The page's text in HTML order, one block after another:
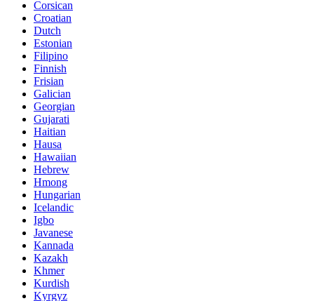
Corsican
Croatian
Dutch
Estonian
Filipino
Finnish
Frisian
Galician
Georgian
Gujarati
Haitian
Hausa
Hawaiian
Hebrew
Hmong
Hungarian
Icelandic
Igbo
Javanese
Kannada
Kazakh
Khmer
Kurdish
Kyrgyz